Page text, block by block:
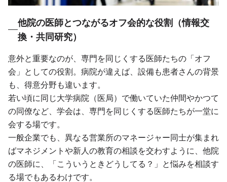
他院の医師とつながるオフ会的な役割（情報交
換・共同研究）
意外と重要なのが、専門を同じくする医師たちの「オフ
会」としての役割。病院が違えば、設備も患者さんの背景
も、得意分野も違います。
若い頃に同じ大学病院（医局）で働いていた仲間やかつて
の同僚など、学会は、専門を同じくする医師たちが一堂に
会する場です。
一般企業でも、異なる営業所のマネージャー同士が集まれ
ばマネジメントや新人の教育の相談を交わすように、他院
の医師に、「こういうときどうしてる？」と悩みを相談す
る場でもあるわけです。